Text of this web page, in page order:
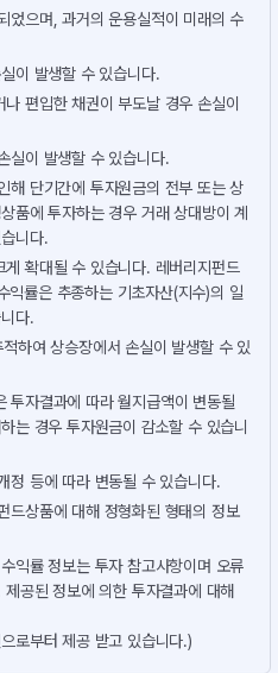
었으며, 과거의 운용실적이 미래의 수
이 발생할 수 있습니다.
편입한 채권이 부도날 경우 손실이
실이 발생할 수 있습니다.
해 단기간에 투자원금의 전부 또는 상
품에 투자하는 경우 거래 상대방이 계
니다.
확대될 수 있습니다. 레버리지펀드
률은 추종하는 기초자산(지수)의 일
다.
하여 상승장에서 손실이 발생할 수 있
투자결과에 따라 월지급액이 변동될
는 경우 투자원금이 감소할 수 있습니
정 등에 따라 변동될 수 있습니다.
드상품에 대해 정형화된 형태의 정보
익률 정보는 투자 참고사항이며 오류
공된 정보에 의한 투자결과에 대해
로부터 제공 받고 있습니다.)